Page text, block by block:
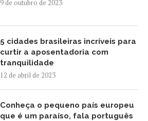
9 de outubro de 2023
5 cidades brasileiras incríveis para
curtir a aposentadoria com
tranquilidade
12 de abril de 2023
Conheça o pequeno país europeu
que é um paraíso, fala português